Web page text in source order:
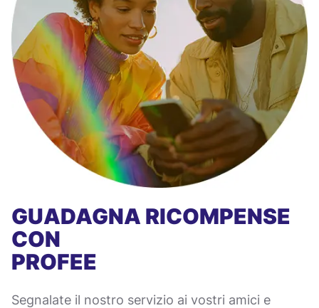
GUADAGNA RICOMPENSE
CON
PROFEE
Segnalate il nostro servizio ai vostri amici e